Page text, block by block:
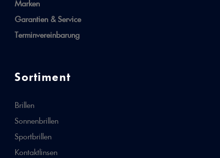
Marken
Garantien & Service
Terminvereinbarung
Sortiment
Brillen
Sonnenbrillen
Sportbrillen
Kontaktlinsen